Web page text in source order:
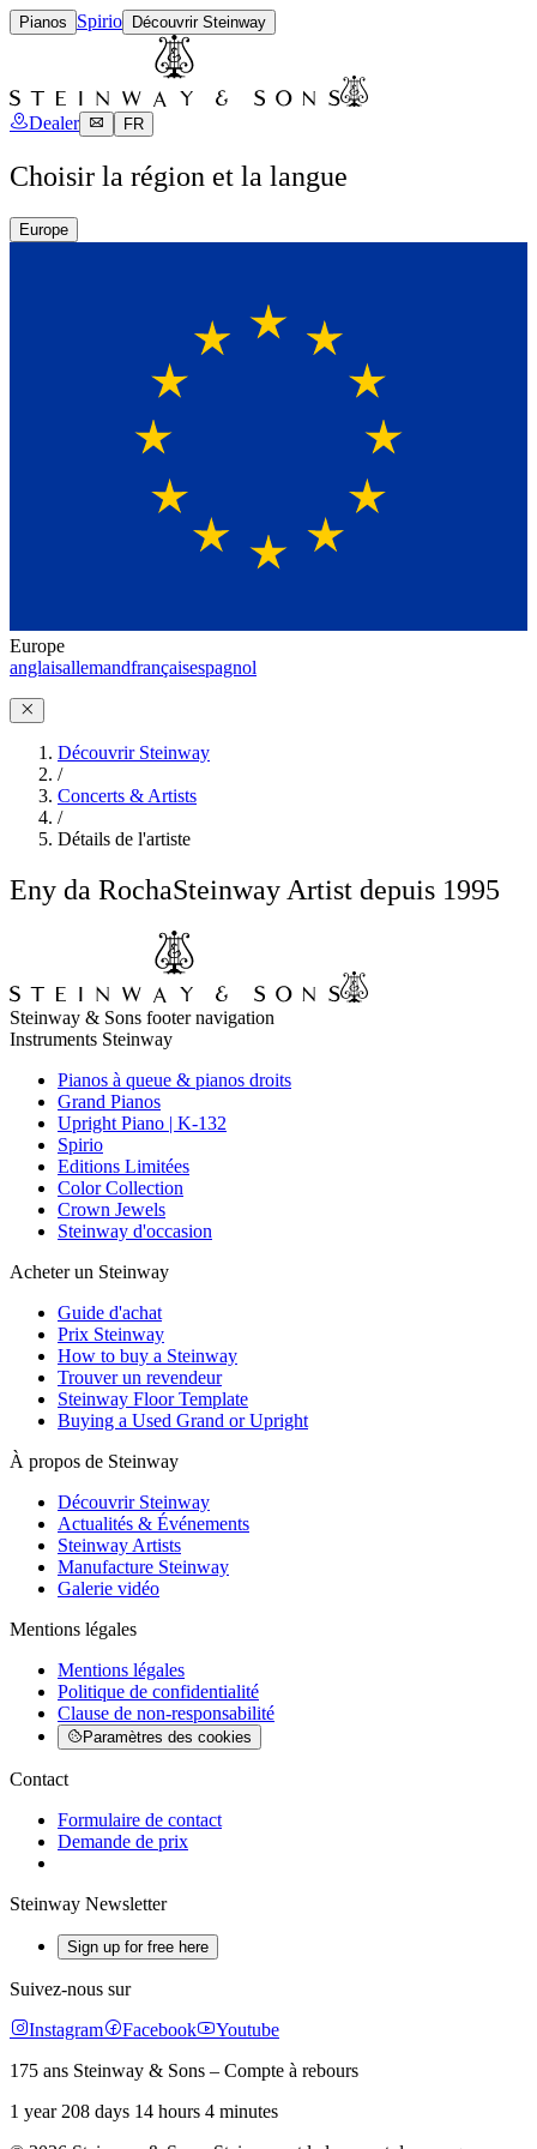
Pianos Spirio Découvrir Steinway
Dealer FR
Choisir la région et la langue
Europe
Europe
anglaisallemandfrançaisespagnol
Découvrir Steinway
/
Concerts & Artists
/
Détails de l'artiste
Eny da RochaSteinway Artist depuis 1995
Steinway & Sons footer navigation
Instruments Steinway
Pianos à queue & pianos droits
Grand Pianos
Upright Piano | K-132
Spirio
Editions Limitées
Color Collection
Crown Jewels
Steinway d'occasion
Acheter un Steinway
Guide d'achat
Prix Steinway
How to buy a Steinway
Trouver un revendeur
Steinway Floor Template
Buying a Used Grand or Upright
À propos de Steinway
Découvrir Steinway
Actualités & Événements
Steinway Artists
Manufacture Steinway
Galerie vidéo
Mentions légales
Mentions légales
Politique de confidentialité
Clause de non-responsabilité
Paramètres des cookies
Contact
Formulaire de contact
Demande de prix
Steinway Newsletter
Sign up for free here
Suivez-nous sur
Instagram
Facebook
Youtube
175 ans Steinway & Sons – Compte à rebours
1 year 208 days 14 hours 4 minutes